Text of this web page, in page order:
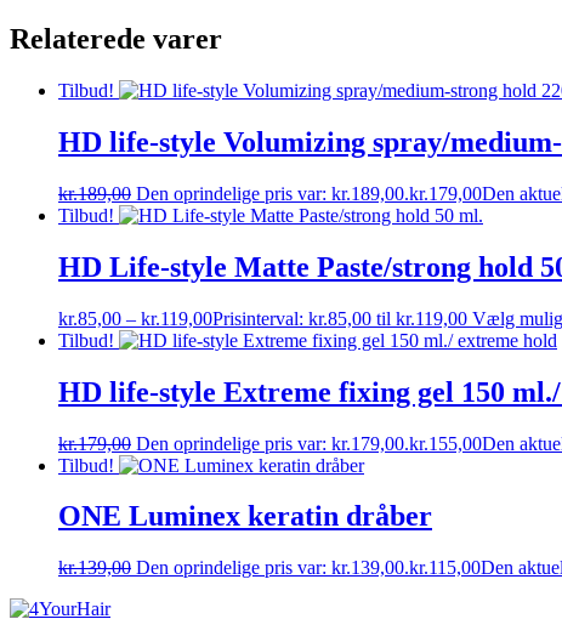
Relaterede varer
Tilbud!
HD life-style Volumizing spray/
kr.189,00 Den oprindelige pris var: kr.189,00.kr.179,00Den
Tilbud!
HD Life-style Matte Paste/strong hold
kr.85,00 – kr.119,00Prisinterval: kr.85,00 til kr.119,00 Vælg
Tilbud!
HD life-style Extreme fixing gel 150
kr.179,00 Den oprindelige pris var: kr.179,00.kr.155,00Den
Tilbud!
ONE Luminex keratin dråber
kr.139,00 Den oprindelige pris var: kr.139,00.kr.115,00Den